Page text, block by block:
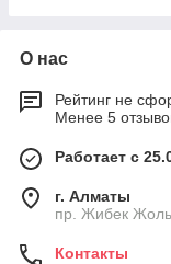
О нас
Рейтинг не
Менее 5
Работает с
г. Алматы
пр. Жибек
Контакты